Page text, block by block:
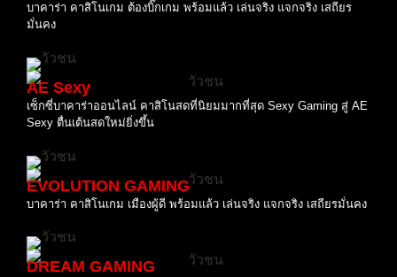
บาคาร่า คาสิโนเกม ต้องบิ๊กเกม พร้อมแล้ว เล่นจริง แจกจริง เสถียร
มั่นคง
AE Sexy
เซ็กซี่บาคาร่าออนไลน์ คาสิโนสดที่นิยมมากที่สุด Sexy Gaming สู่ AE
Sexy ตื่นเต้นสดใหม่ยิ่งขึ้น
EVOLUTION GAMING
บาคาร่า คาสิโนเกม เมืองผู้ดี พร้อมแล้ว เล่นจริง แจกจริง เสถียรมั่นคง
DREAM GAMING